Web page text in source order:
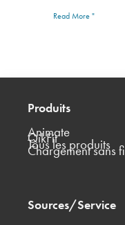
Read More "
Produits
Animate
QikFit
Tous les produits
Chargement sans
Sources/Service